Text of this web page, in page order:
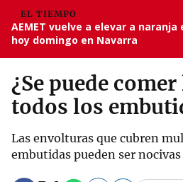
EL TIEMPO
AEMET vuelve a elevar a
hoy domingo en Navarra
¿Se puede
todos los
Las envolturas que cubren
embutidas pueden ser